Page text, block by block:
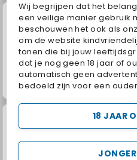
Wij begrijpen dat het
een veilige manier gebruik
beschouwen het ook als
om de website
tonen die bij jouw
dat je nog geen 18 jaar of
automatisch geen
bedoeld zijn voor een
18 JAAR
Jewel Shuffle